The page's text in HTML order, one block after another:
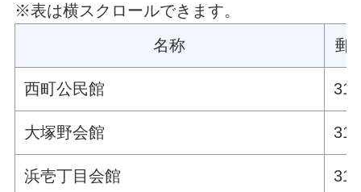
※表は横スクロールできます。
名称
郵
西町公民館
大塚野会館
浜壱丁目会館